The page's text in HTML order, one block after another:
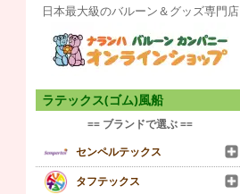
日本最大級のバルーン＆グッズ専門店
ラテックス(ゴム)風船
== ブランドで選ぶ ==
センペルテックス
タフテックス